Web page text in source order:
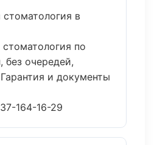
стоматология в
стоматология по
без очередей,
и документы
164-16-29